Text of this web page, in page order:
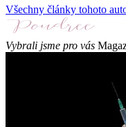
Všechny články tohoto
Vybrali jsme pro vás